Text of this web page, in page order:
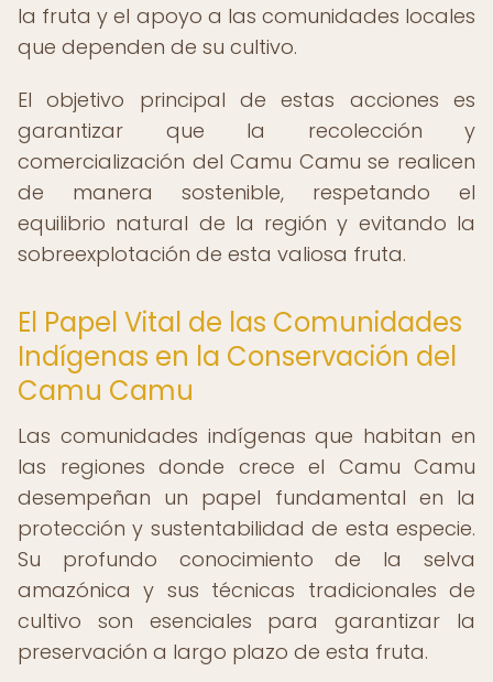
la fruta y el apoyo a las comunidades locales
que dependen de su cultivo.
El objetivo principal de estas acciones es
garantizar que la recolección y
comercialización del Camu Camu se realicen
de manera sostenible, respetando el
equilibrio natural de la región y evitando la
sobreexplotación de esta valiosa fruta.
El Papel Vital de las Comunidades
Indígenas en la Conservación del
Camu Camu
Las comunidades indígenas que habitan en
las regiones donde crece el Camu Camu
desempeñan un papel fundamental en la
protección y sustentabilidad de esta especie.
Su profundo conocimiento de la selva
amazónica y sus técnicas tradicionales de
cultivo son esenciales para garantizar la
preservación a largo plazo de esta fruta.